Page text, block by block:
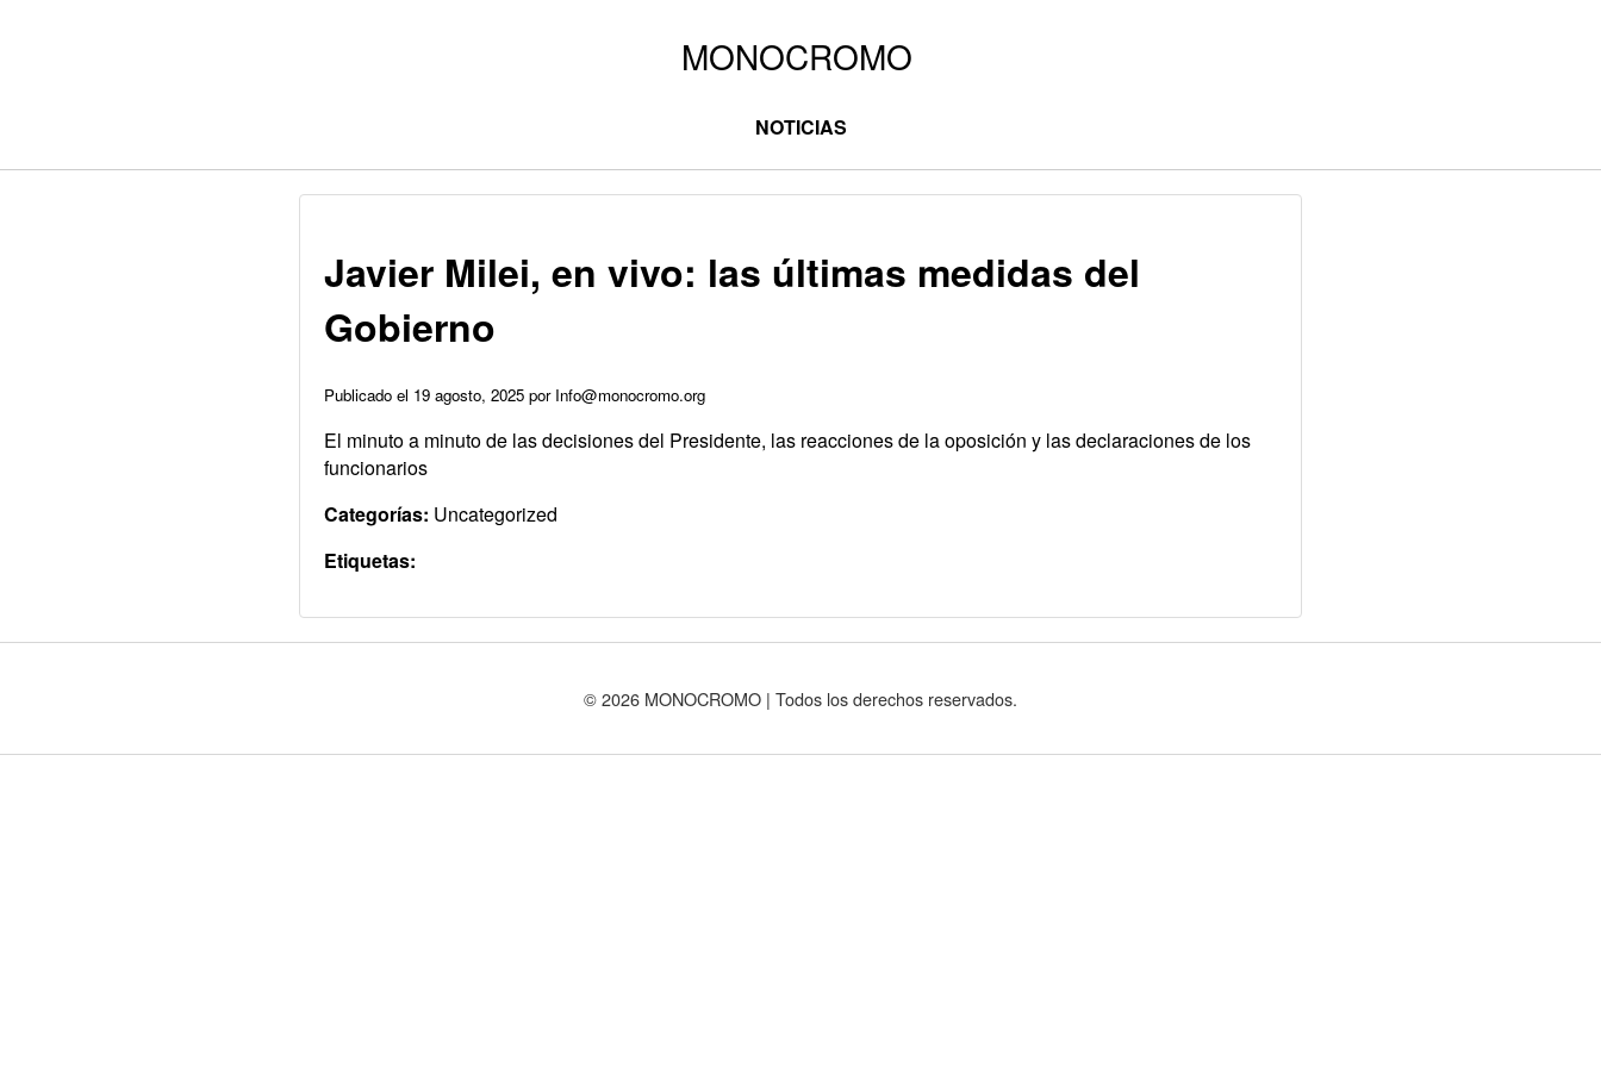
NOTICIAS
Javier Milei, en vivo: las últimas medidas del
Gobierno
Publicado el 19 agosto, 2025 por Info@monocromo.org
El minuto a minuto de las decisiones del Presidente, las reacciones de la oposición y las declaraciones de los
funcionarios
Categorías: Uncategorized
Etiquetas:
© 2026 MONOCROMO | Todos los derechos reservados.